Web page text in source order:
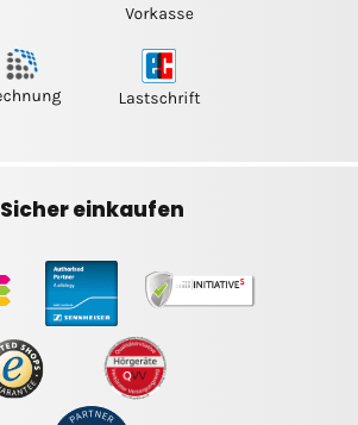
Sicher einkaufen